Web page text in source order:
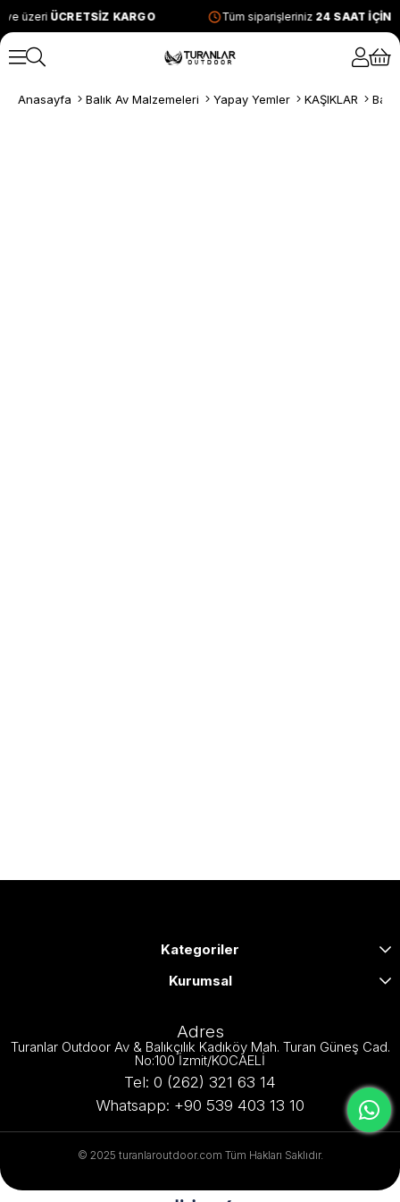
ve üzeri ÜCRETSİZ KARGO Tüm siparişleriniz 24 SAAT
Anasayfa Balık Av Malzemeleri Yapay Yemler KAŞIKLAR
Kategoriler
Kurumsal
Adres
Turanlar Outdoor Av & Balıkçılık Kadıköy Mah. Turan Güneş Cad.
No:100 İzmit/KOCAELİ
Tel: 0 (262) 321 63 14
Whatsapp: +90 539 403 13 10
© 2025 turanlaroutdoor.com Tüm Hakları Saklıdır.